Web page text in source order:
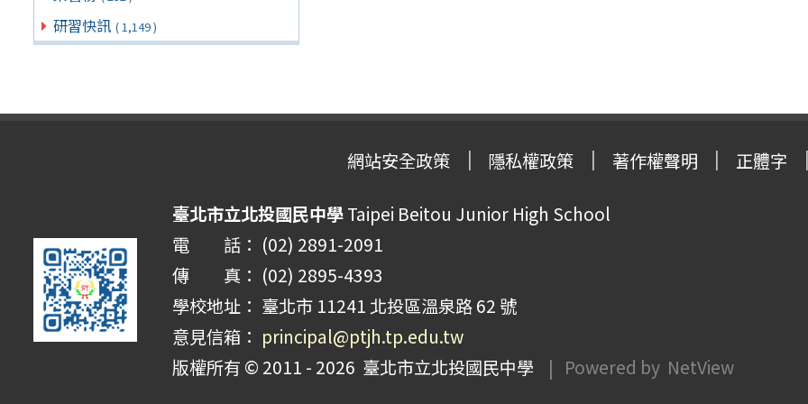
研習快訊 ( 1,149 )
網站安全政策 隱私權政策 著作權聲明 正體字
臺北市立北投國民中學Taipei Beitou Junior High School
電 話： (02) 2891-2091
傳 真： (02) 2895-4393
學校地址： 臺北市 11241 北投區溫泉路 62 號
意見信箱： principal@ptjh.tp.edu.tw
版權所有 © 2011 - 2026 臺北市立北投國民中學 | Powered by NetView